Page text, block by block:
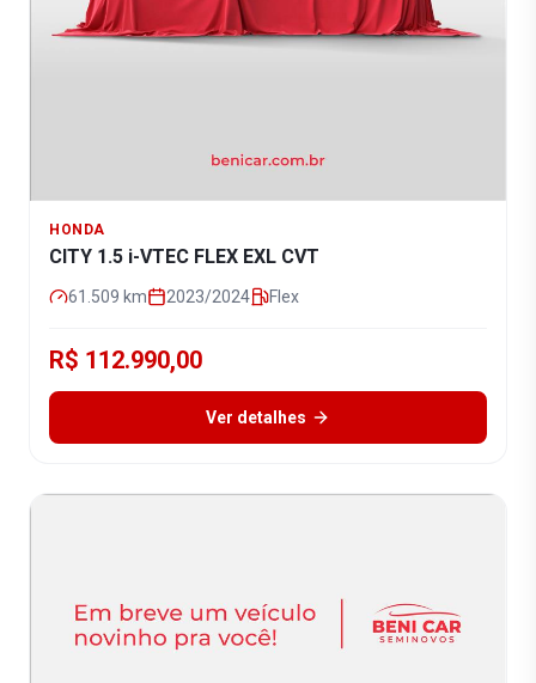
HONDA
CITY 1.5 i-VTEC FLEX EXL CVT
61.509 km 2023/2024 Flex
R$ 112.990,00
Ver detalhes